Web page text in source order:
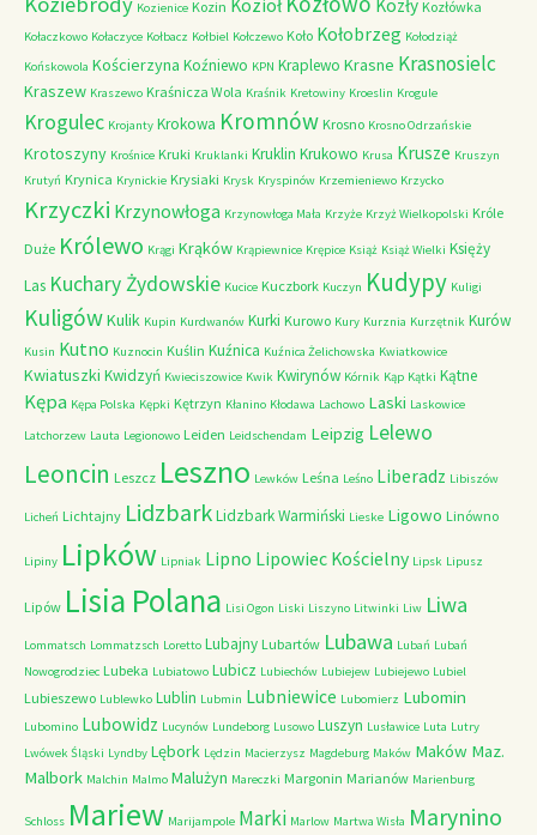
Kozienice Kozin Kozioł Kozły Kozłówka
Kołaczkowo Kołaczyce Kołbacz Kołbiel Kołczewo Koło Kołobrzeg Kołodziąż
Końskowola Kościerzyna Koźniewo KPN Kraplewo Krasne Krasnosielc
Kraszew Kraszewo Kraśnicza Wola Kraśnik Kretowiny Kroeslin Krogule
Krogulec Krojanty Krokowa Kromnów Krosno Krosno Odrzańskie
Krotoszyny Krośnice Kruki Kruklanki Kruklin Krukowo Krusa Krusze Kruszyn
Krutyń Krynica Krynickie Krysiaki Krysk Kryspinów Krzemieniewo Krzycko
Krzyczki Krzynowłoga Krzynowłoga Mała Krzyże Krzyż Wielkopolski Króle
Duże Królewo Krągi Krąków Krąpiewnice Krępice Książ Książ Wielki Księży
Las Kuchary Żydowskie Kucice Kuczbork Kuczyn Kudypy Kuligi
KuligówKulik Kupin Kurdwanów Kurki Kurowo Kury Kurznia Kurzętnik Kurów
Kusin Kutno Kuznocin Kuślin Kuźnica Kuźnica Żelichowska Kwiatkowice
Kwiatuszki Kwidzyń Kwieciszowice Kwik Kwirynów Kórnik Kąp Kątki Kątne
Kępa Kępa Polska Kępki Kętrzyn Kłanino Kłodawa Lachowo Laski Laskowice
Latchorzew Lauta Legionowo Leiden Leidschendam Leipzig Lelewo
Leoncin Leszcz Leszno Lewków Leśna Leśno Liberadz Libiszów
Licheń Lichtajny LidzbarkLidzbark Warmiński Lieske Ligowo Linówno
Lipiny Lipków Lipniak Lipno Lipowiec Kościelny Lipsk Lipusz
Lipów Lisia Polana Lisi Ogon Liski Liszyno Litwinki Liw Liwa
Lommatsch Lommatzsch Loretto Lubajny Lubartów Lubawa Lubań Lubań
Nowogrodziec Lubeka Lubiatowo Lubicz Lubiechów Lubiejew Lubiejewo Lubiel
Lubieszewo Lublewko Lublin Lubmin Lubniewice Lubomierz Lubomin
Lubomino Lubowidz Lucynów Lundeborg Lusowo Luszyn Lusławice Luta Lutry
Lwówek Śląski Lyndby Lębork Lędzin Macierzysz Magdeburg Maków Maków Maz.
Malbork Malchin Malmo Malużyn Mareczki Margonin Marianów Marienburg
Schloss Mariew Marijampole Marki Marlow Martwa Wisła Marynino